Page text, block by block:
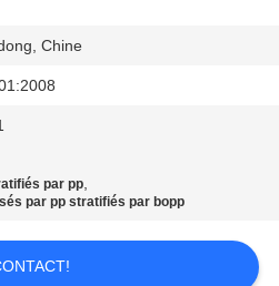
Chine
par pp,
par pp stratifiés par bopp